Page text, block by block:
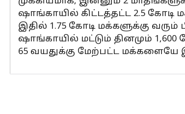
ஷாங்காயில் கிட்டத்தட்ட 2.5 கோடி
இதில் 1.75 கோடி மக்களுக்கு
ஷாங்காயில் மட்டும் தினமும்
65 வயதுக்கு மேற்பட்ட மக்களையே